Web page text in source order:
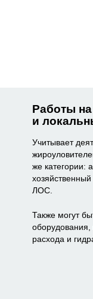
Работы
и
Учитывает
же категории:
ЛОС.
Также могут
расхода и